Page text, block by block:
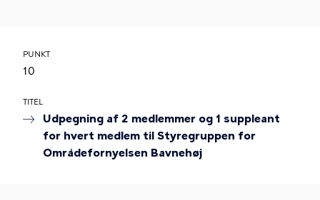
PUNKT
10
TITEL
Udpegning af 2 medlemmer og 1 suppleant
for hvert medlem til Styregruppen for
Områdefornyelsen Bavnehøj